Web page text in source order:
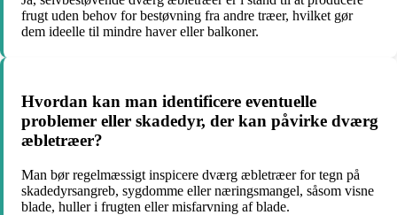
frugt uden behov for bestøvning fra andre træer, hvilket gør
dem ideelle til mindre haver eller balkoner.
Hvordan kan man identificere eventuelle
problemer eller skadedyr, der kan påvirke dværg
æbletræer?
Man bør regelmæssigt inspicere dværg æbletræer for tegn på
skadedyrsangreb, sygdomme eller næringsmangel, såsom visne
blade, huller i frugten eller misfarvning af blade.